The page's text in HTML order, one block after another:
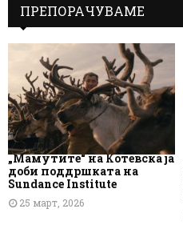
ПРЕПОРАЧУВАМЕ
„Мамутите“ на Котевска ја
доби поддршката на
Sundance Institute
25 март, 2026